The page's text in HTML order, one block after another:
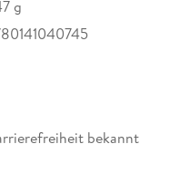
g
bekannt